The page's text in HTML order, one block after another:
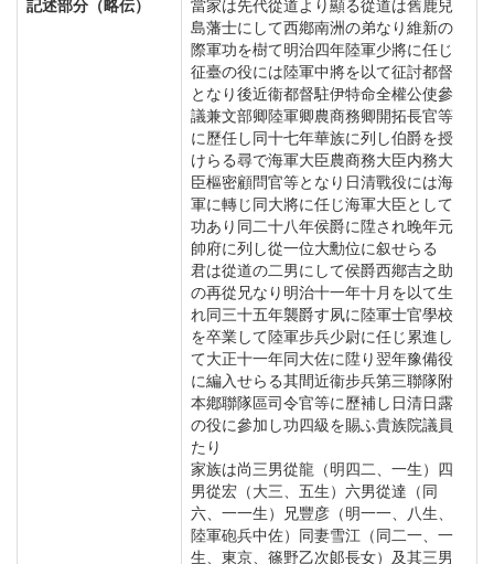
記述部分（略伝）
當家は先代從道より顯る從道は舊鹿兒
島藩士にして西鄕南洲の弟なり維新の
際軍功を樹て明治四年陸軍少將に任じ
征臺の役には陸軍中將を以て征討都督
となり後近衞都督駐伊特命全權公使參
議兼文部卿陸軍卿農商務卿開拓長官等
に歷任し同十七年華族に列し伯爵を授
けらる尋で海軍大臣農商務大臣内務大
臣樞密顧問官等となり日清戰役には海
軍に轉じ同大將に任じ海軍大臣として
功あり同二十八年侯爵に陞され晚年元
帥府に列し從一位大勳位に叙せらる
君は從道の二男にして侯爵西鄕吉之助
の再從兄なり明治十一年十月を以て生
れ同三十五年襲爵す夙に陸軍士官學校
を卒業して陸軍步兵少尉に任じ累進し
て大正十一年同大佐に陞り翌年豫備役
に編入せらる其間近衞步兵第三聯隊附
本鄕聯隊區司令官等に歷補し日清日露
の役に參加し功四級を賜ふ貴族院議員
たり
家族は尚三男從龍（明四二、一生）四
男從宏（大三、五生）六男從達（同
六、一一生）兄豐彦（明一一、八生、
陸軍砲兵中佐）同妻雪江（同二一、一
生、東京、篠野乙次郞長女）及其三男